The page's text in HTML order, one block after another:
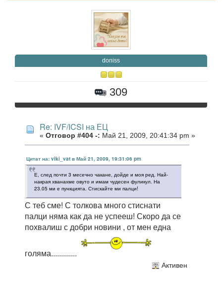
doniss
309
Re: IVF/ICSI на ЕЦ
« Отговор #404 -: Май 21, 2009, 20:41:34 pm »
Цитат на: viki_vat в Май 21, 2009, 19:31:06 pm
Е, след почти 3 месечно чакане, дойде и моя ред. Най-
накрая хванахме овуто и имам чудесен фуликул. На
23.05 ми е пункцията. Стискайте ми палци!
С теб сме! С толкова много стиснати
палци няма как да не успееш! Скоро да се
похвалиш с добри новини , от мен една
голяма.............
Активен